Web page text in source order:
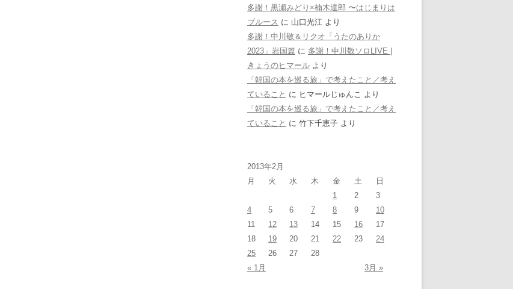
多謝！黒瀬みどり×楠木達郎 〜はじまりは
ブルース に 山口光江 より
多謝！中川敬＆リクオ「うたのありか
2023」岩国篇 に 多謝！中川敬ソロLIVE |
きょうのヒマール より
「韓国の本を巡る旅」で考えたこと／考え
ていること に ヒマールじゅんこ より
「韓国の本を巡る旅」で考えたこと／考え
ていること に 竹下千恵子 より
2013年2月
月
火 水 木 金 土
日
1
2
3
4
5 6 7 8 9
10
11
12 13 14 15 16
17
18
19 20 21 22 23
24
25
26 27
28
« 1月
3月 »